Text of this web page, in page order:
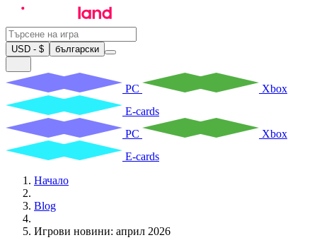
USD - $ български
PC
Xbox
E-cards
PC
Xbox
E-cards
Начало
Blog
Игрови новини: април 2026